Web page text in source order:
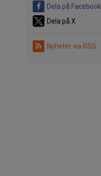
Dela på Facebook
Dela på X
Nyheter via RSS